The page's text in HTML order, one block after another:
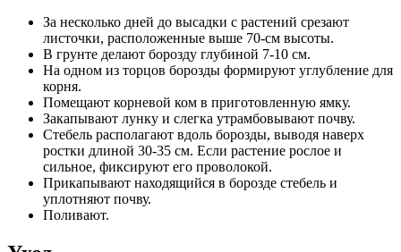
За несколько дней до высадки с растений срезают
листочки, расположенные выше 70-см высоты.
В грунте делают борозду глубиной 7-10 см.
На одном из торцов борозды формируют углубление для
корня.
Помещают корневой ком в приготовленную ямку.
Закапывают лунку и слегка утрамбовывают почву.
Стебель располагают вдоль борозды, выводя наверх
ростки длиной 30-35 см. Если растение рослое и
сильное, фиксируют его проволокой.
Прикапывают находящийся в борозде стебель и
уплотняют почву.
Поливают.